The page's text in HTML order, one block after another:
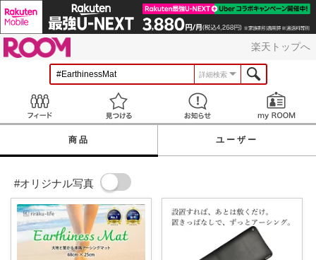
楽天トップへ
詳細検索
見つける お知らせ
商品 ユーザー
#オリジナル写真